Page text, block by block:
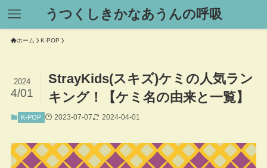
うつくしきかなあうんの呼吸
ホーム K-POP
StrayKids(スキズ)ケミの人気ラン
キング！【ケミ名の由来と一覧】
2024
4/01
K-POP 2023-07-07 2024-04-01